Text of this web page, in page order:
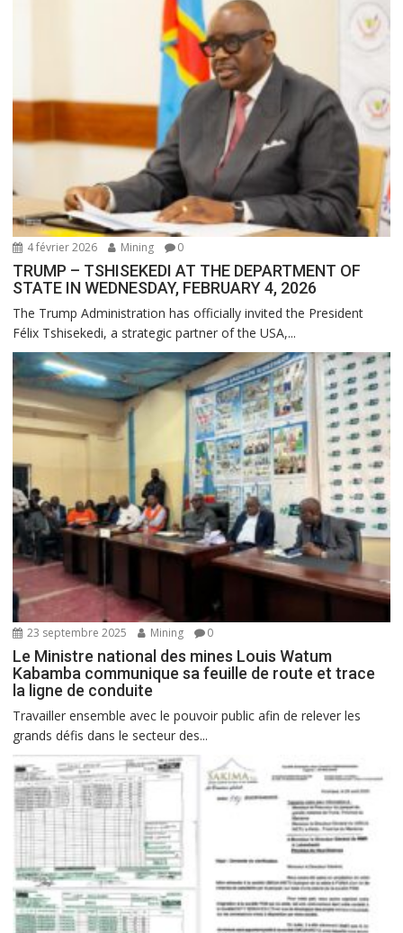
4 février 2026 Mining 0
TRUMP – TSHISEKEDI AT THE DEPARTMENT OF
STATE IN WEDNESDAY, FEBRUARY 4, 2026
The Trump Administration has officially invited the President
Félix Tshisekedi, a strategic partner of the USA,...
23 septembre 2025 Mining 0
Le Ministre national des mines Louis Watum
Kabamba communique sa feuille de route et trace
la ligne de conduite
Travailler ensemble avec le pouvoir public afin de relever les
grands défis dans le secteur des...